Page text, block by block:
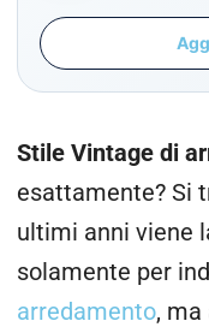
Stile Vintage di
esattamente? Si
ultimi anni viene
solamente per
arredamento, ma